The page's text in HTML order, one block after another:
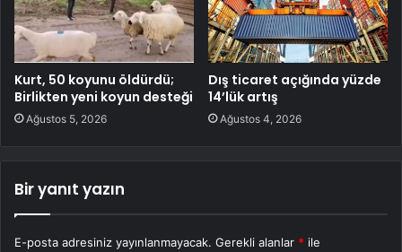
Kurt, 50 koyunu öldürdü;
Birlikten yeni koyun desteği
Ağustos 5, 2026
Dış ticaret açığında yüzde
14’lük artış
Ağustos 4, 2026
Bir yanıt yazın
E-posta adresiniz yayınlanmayacak. Gerekli alanlar * ile